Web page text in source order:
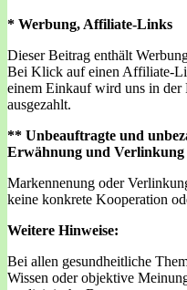
* Werbung, Affiliate-Links
Dieser Beitrag enthält
Bei Klick auf einen Affiliate-
einem Einkauf wird uns in der
ausgezahlt.
** Unbeauftragte und
Erwähnung und Verlinkung
Markennenung oder
keine konkrete Kooperation
Weitere Hinweise:
Bei allen gesundheitliche
Wissen oder objektive